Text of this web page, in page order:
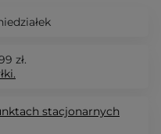
zł.
stacjonarnych